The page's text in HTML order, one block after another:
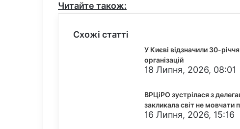
Читайте також:
Схожі статті
У Києві відзначили 30-
організацій
18 Липня, 2026, 08:01
ВРЦіРО зустрілася з
закликала світ не мовчати
16 Липня, 2026, 15:16